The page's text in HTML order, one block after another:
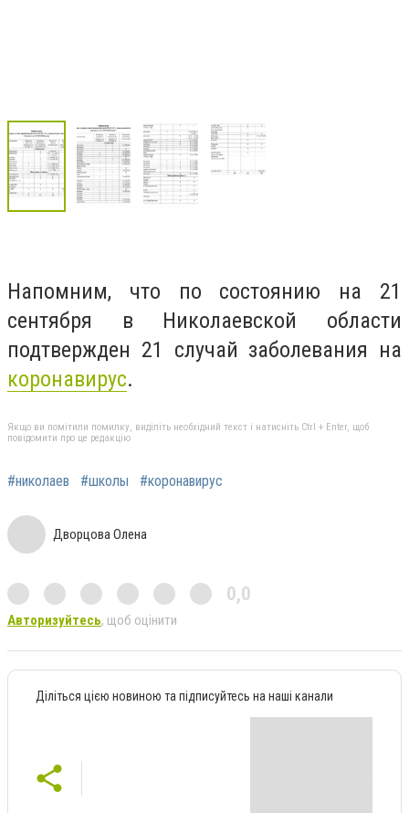
Напомним, что по состоянию на 21
сентября в Николаевской области
подтвержден 21 случай заболевания на
коронавирус.
Якщо ви помітили помилку, виділіть необхідний текст і натисніть Ctrl + Enter, щоб
повідомити про це редакцію
#николаев #школы #коронавирус
Дворцова Олена
0,0
Авторизуйтесь, щоб оцінити
Діліться цією новиною та підписуйтесь на наші канали